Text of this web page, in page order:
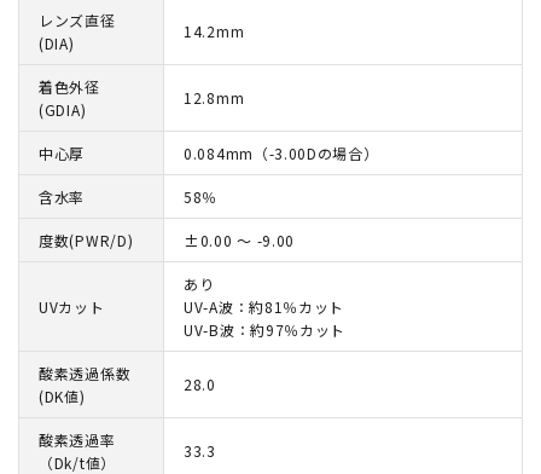
レンズ直径
(DIA)
14.2mm
着色外径
(GDIA)
12.8mm
中心厚 0.084mm（-3.00Dの場合）
含水率 58％
度数(PWR/D) ±0.00 ～ -9.00
UVカット
あり
UV-A波：約81％カット
UV-B波：約97％カット
酸素透過係数
(DK値)
28.0
酸素透過率
（Dk/t値）
33.3